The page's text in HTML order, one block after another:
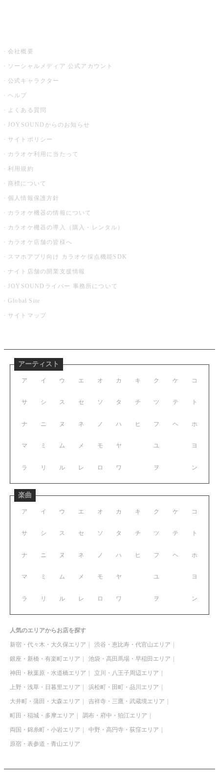
会社概要
ソーシャルメディア 公式アカウント
公式キャラクター
ヘルプ
よくある質問
JOYSOUNDからのお知らせ
サイトポリシー
カラオケ利用に当たって
利用規約
商標について
個人情報保護方針
カラオケ機器の情報について
カラオケ機器の導入（購入・レンタル）
カラオケ店舗の皆様へ
スマホアプリ向け カラオケ採点機能SDK
ナイト店舗の開業支援情報
JOYSOUNDライバー 事務所について
Global Site
サイトマップ
アーティスト
ア イ ウ エ オ
サ シ ス セ ソ
ナ ニ ヌ ネ ノ
マ ミ ム メ モ
ラ リ ル レ ロ
カ キ ク ケ コ
タ チ ツ テ ト
ハ ヒ フ ヘ ホ
ヤ ユ ヨ
ワ ヲ ン
楽曲
ア イ ウ エ オ
サ シ ス セ ソ
ナ ニ ヌ ネ ノ
マ ミ ム メ モ
ラ リ ル レ ロ
カ キ ク ケ コ
タ チ ツ テ ト
ハ ヒ フ ヘ ホ
ヤ ユ ヨ
ワ ヲ ン
人気のエリアからお店を探す
新宿・代々木・大久保エリア 渋谷・恵比寿・代官山エリア
銀座・新橋・有楽町エリア 池袋・高田馬場・早稲田エリア
神田・秋葉原・水道橋エリア 立川・八王子周辺エリア
上野・浅草・日暮里エリア 浜松町・田町・品川エリア
大井町・蒲田・大森エリア 吉祥寺・三鷹・武蔵境エリア
町田・稲城・多摩エリア 調布・府中・狛江エリア
両国・錦糸町・小岩エリア 中野・高円寺・荻窪エリア
原宿・表参道・青山エリア